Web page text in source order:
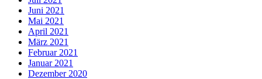
Juni 2021
Mai 2021
April 2021
März 2021
Februar 2021
Januar 2021
Dezember 2020